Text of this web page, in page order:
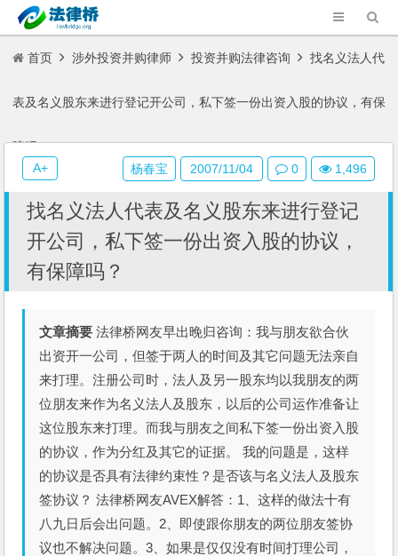
首页 涉外投资并购律师 投资并购法律咨询 找名义法人代
表及名义股东来进行登记开公司，私下签一份出资入股的协议，有保
障吗？
找名义法人代表及名义股东来进行登记
开公司，私下签一份出资入股的协议，
有保障吗？
文章摘要 法律桥网友早出晚归咨询：我与朋友欲合伙
出资开一公司，但签于两人的时间及其它问题无法亲自
来打理。注册公司时，法人及另一股东均以我朋友的两
位朋友来作为名义法人及股东，以后的公司运作准备让
这位股东来打理。而我与朋友之间私下签一份出资入股
的协议，作为分红及其它的证据。 我的问题是，这样
的协议是否具有法律约束性？是否该与名义法人及股东
签协议？ 法律桥网友AVEX解答：1、这样的做法十有
八九日后会出问题。2、即使跟你朋友的两位朋友签协
议也不解决问题。3、如果是仅仅没有时间打理公司，
杨春宝 2007/11/04 0 1,496
A+